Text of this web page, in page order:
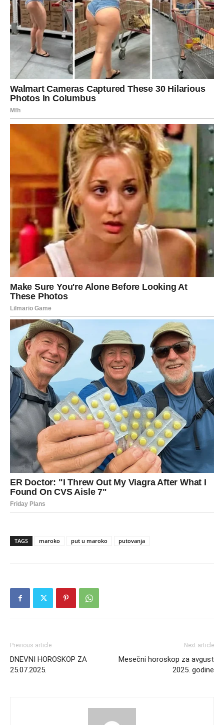
TAGS maroko put u maroko putovanja
Previous article
DNEVNI HOROSKOP ZA
25.07.2025.
Next article
Mesečni horoskop za avgust
2025. godine